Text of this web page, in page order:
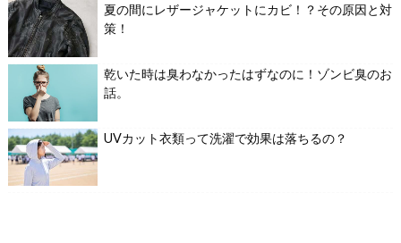
夏の間にレザージャケットにカビ！？その原因と対
策！
乾いた時は臭わなかったはずなのに！ゾンビ臭のお
話。
UVカット衣類って洗濯で効果は落ちるの？